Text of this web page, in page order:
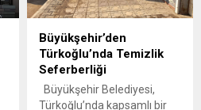
anlamlı bir etkinliğe ev
Kurucaova’ya Onikişubat’ın
Kültürel Mirası” başlıklı
konferans, Prof. Dr. Cevdet
Merih Erek’in anlatımıyla
Onikişubat Belediyesi
Büyükşehir’den
Türkoğlu’nda Temizlik
Seferberliği
Büyükşehir Belediyesi,
Türkoğlu’nda kapsamlı bir